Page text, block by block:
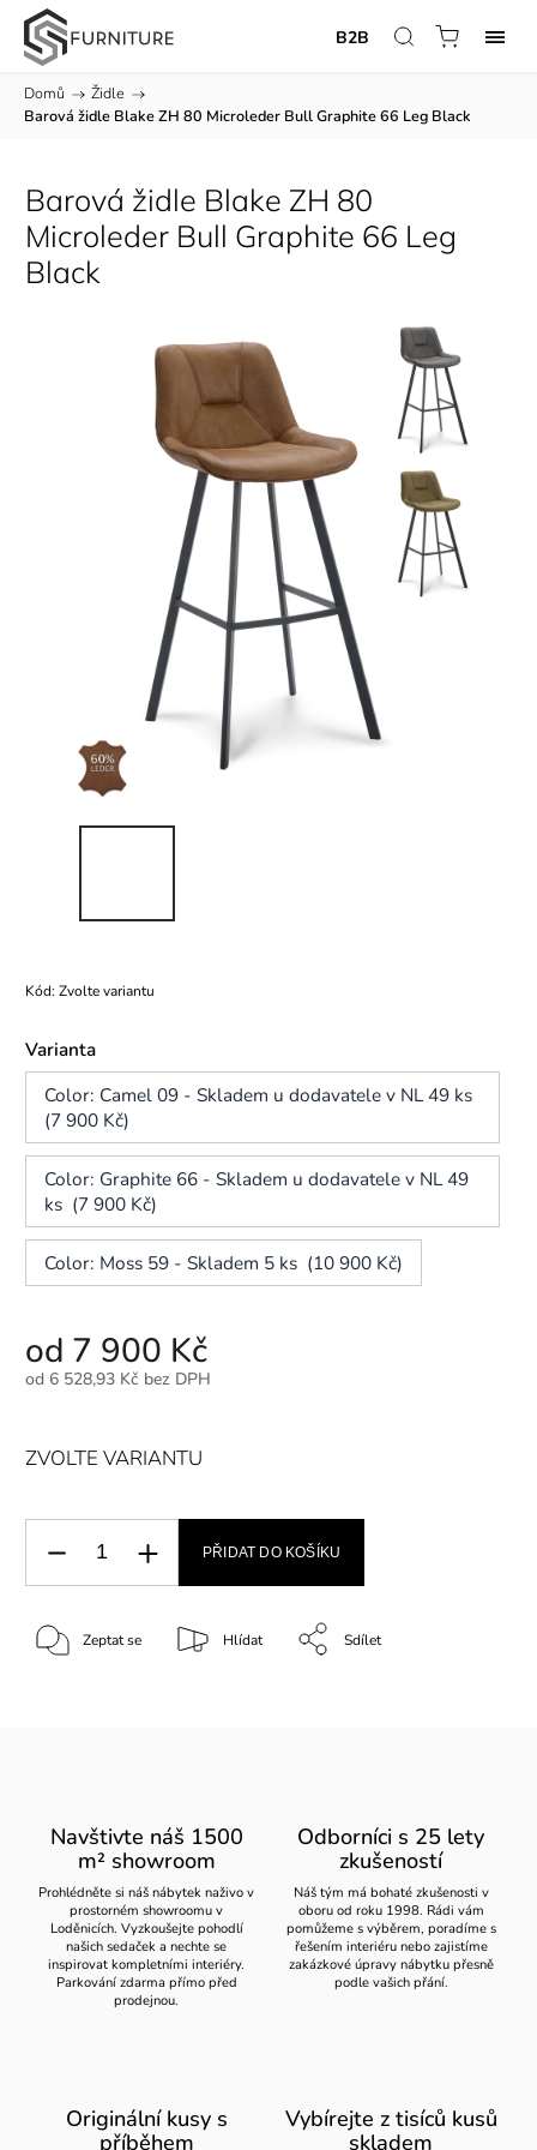
B2B
Domů / Židle /
Barová židle Blake ZH 80 Microleder Bull Graphite 66 Leg Black
Barová židle Blake ZH 80
Microleder Bull Graphite 66 Leg
Black
Kód: Zvolte variantu
Varianta
Color: Camel 09 - Skladem u dodavatele v NL 49 ks
(7 900 Kč)
Color: Graphite 66 - Skladem u dodavatele v NL 49
ks (7 900 Kč)
Color: Moss 59 - Skladem 5 ks (10 900 Kč)
od 7 900 Kč
od 6 528,93 Kč bez DPH
ZVOLTE VARIANTU
PŘIDAT DO KOŠÍKU
Zeptat se Hlídat Sdílet
Navštivte náš 1500
m² showroom
Prohlédněte si náš nábytek naživo v
prostorném showroomu v
Loděnicích. Vyzkoušejte pohodlí
našich sedaček a nechte se
inspirovat kompletními interiéry.
Parkování zdarma přímo před
prodejnou.
Odborníci s 25 lety
zkušeností
Náš tým má bohaté zkušenosti v
oboru od roku 1998. Rádi vám
pomůžeme s výběrem, poradíme s
řešením interiéru nebo zajistíme
zakázkové úpravy nábytku přesně
podle vašich přání.
Originální kusy s
příběhem
Vybírejte z tisíců kusů
skladem